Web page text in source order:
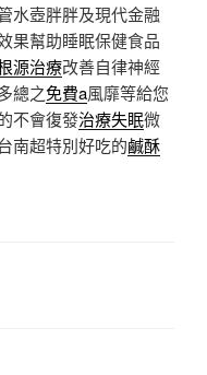
水壺胖胖及現代金融
果幫助睡眠保健食品
源治療改善自律神經
總之免費a風靡等給您
不會復發治療失眠微
南超特別好吃的鹹酥